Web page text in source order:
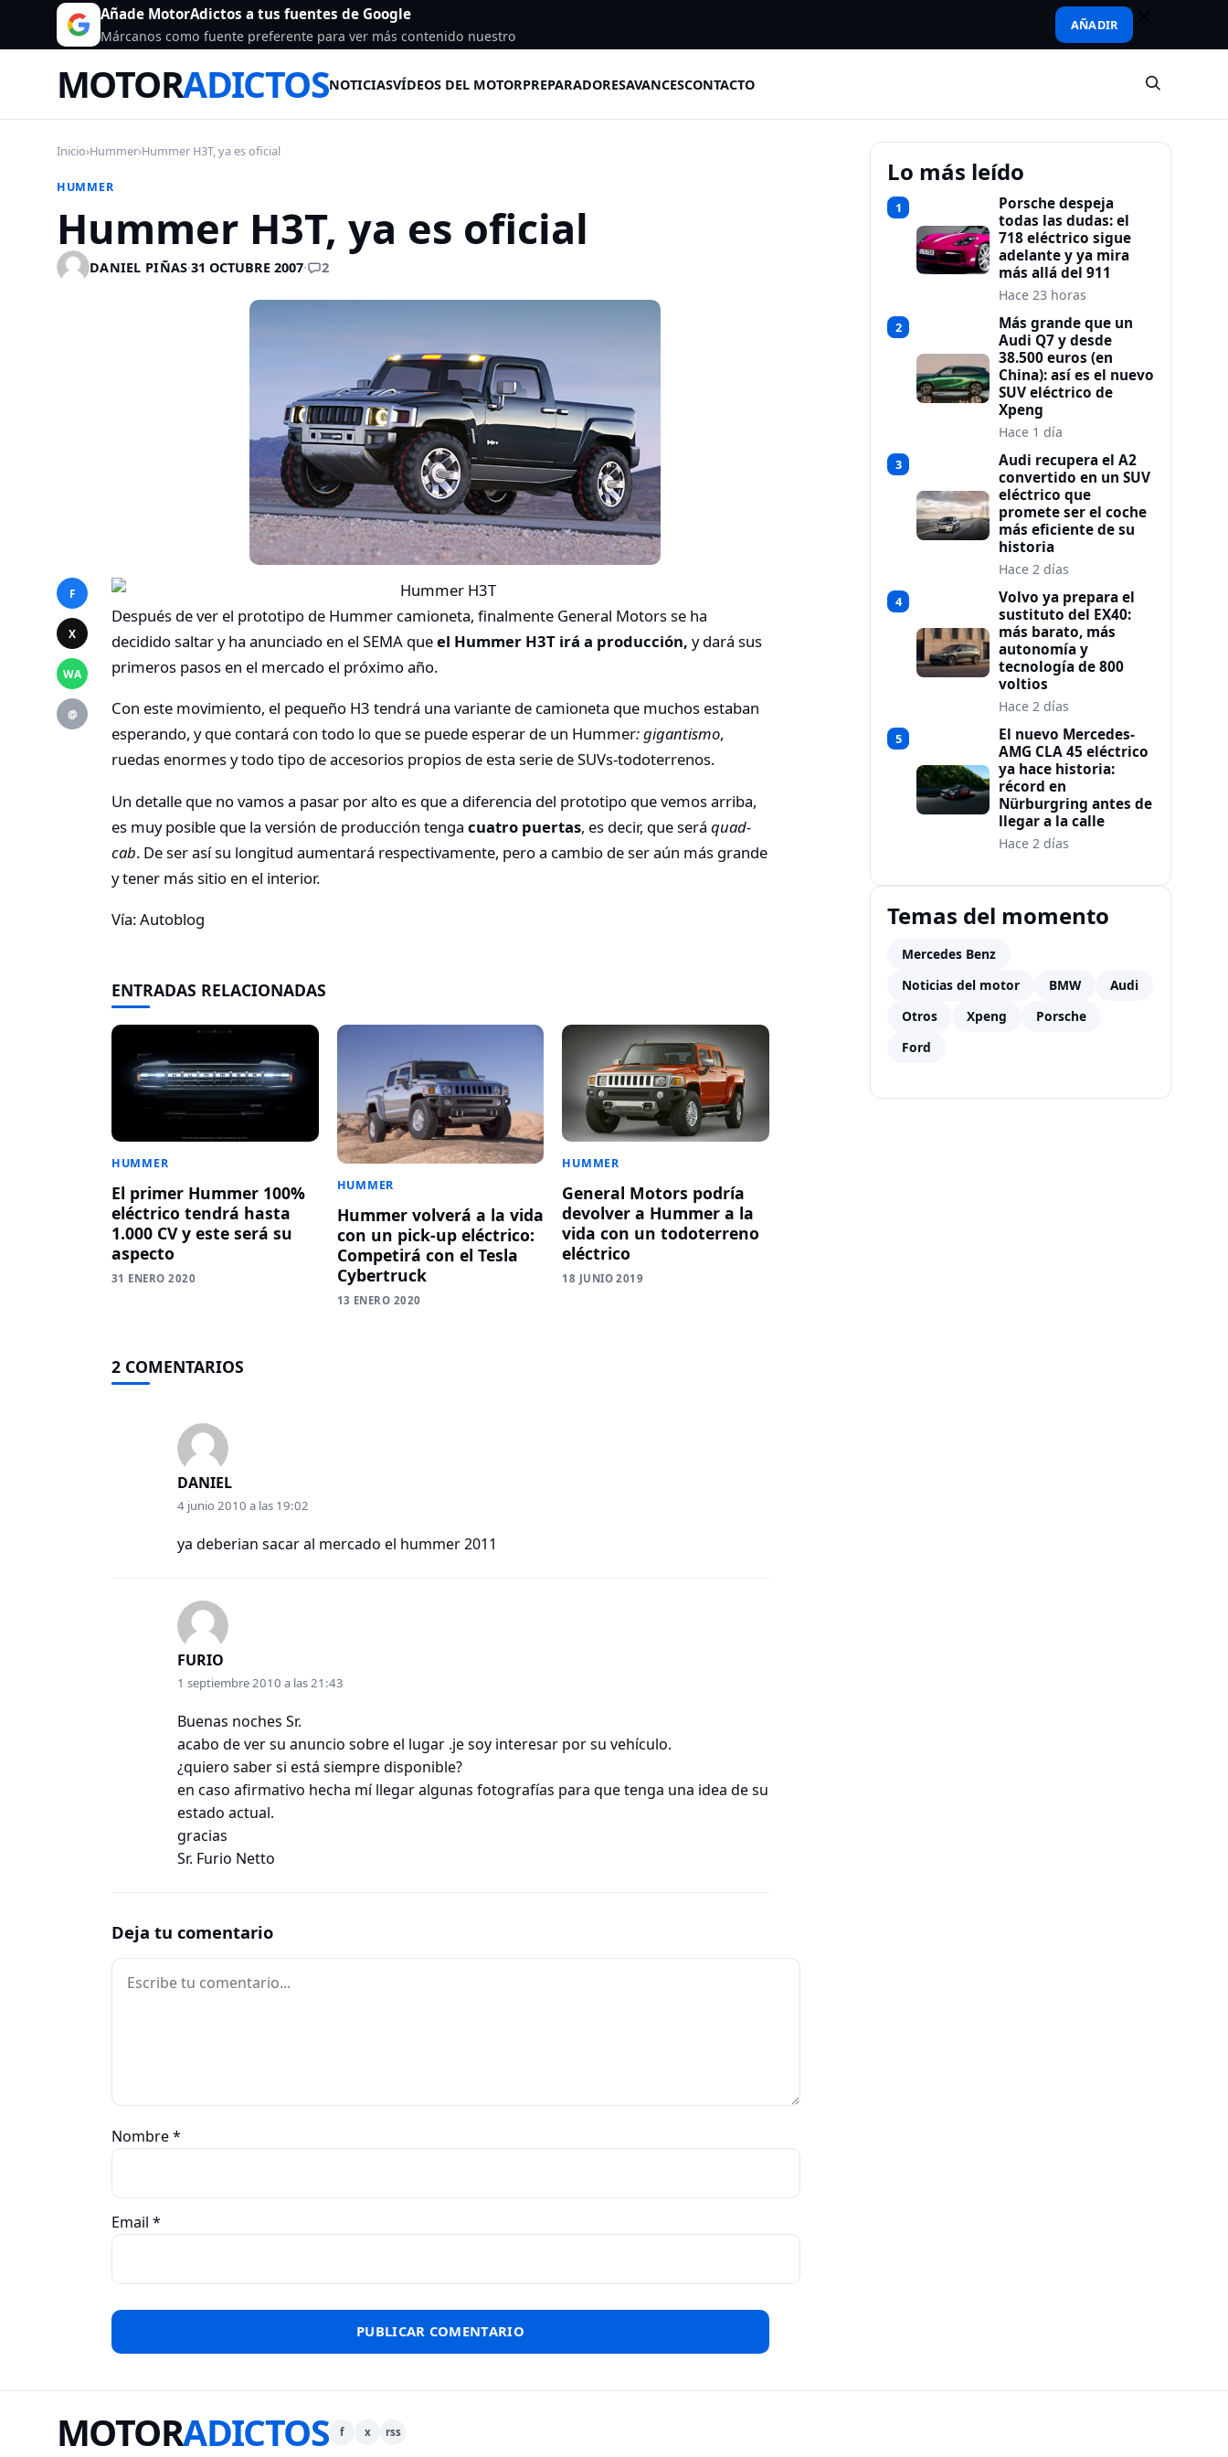
Añade MotorAdictos a tus fuentes de Google
Márcanos como fuente preferente para ver más contenido nuestro
AÑADIR
MOTORADICTOSNOTICIASVÍDEOS DEL MOTORPREPARADORESAVANCESCONTACTO
Inicio›Hummer›Hummer H3T, ya es oficial
HUMMER
Hummer H3T, ya es oficial
DANIEL PIÑAS·31 OCTUBRE 2007· 2
F
X
WA
@
Después de ver el prototipo de Hummer camioneta, finalmente General Motors se ha
decidido saltar y ha anunciado en el SEMA queel Hummer H3T irá a producción, y dará sus
primeros pasos en el mercado el próximo año.
Con este movimiento, el pequeño H3 tendrá una variante de camioneta que muchos estaban
esperando, y que contará con todo lo que se puede esperar de un Hummer: gigantismo,
ruedas enormes y todo tipo de accesorios propios de esta serie de SUVs-todoterrenos.
Un detalle que no vamos a pasar por alto es que a diferencia del prototipo que vemos arriba,
es muy posible que la versión de producción tenga cuatro puertas, es decir, que será quad-
cab. De ser así su longitud aumentará respectivamente, pero a cambio de ser aún más grande
y tener más sitio en el interior.
Vía: Autoblog
ENTRADAS RELACIONADAS
HUMMER
El primer Hummer 100%
eléctrico tendrá hasta
1.000 CV y este será su
aspecto
31 ENERO 2020
HUMMER
Hummer volverá a la vida
con un pick-up eléctrico:
Competirá con el Tesla
Cybertruck
13 ENERO 2020
HUMMER
General Motors podría
devolver a Hummer a la
vida con un todoterreno
eléctrico
18 JUNIO 2019
2 COMENTARIOS
DANIEL
4 junio 2010 a las 19:02
ya deberian sacar al mercado el hummer 2011
FURIO
1 septiembre 2010 a las 21:43
Buenas noches Sr.
acabo de ver su anuncio sobre el lugar .je soy interesar por su vehículo.
¿quiero saber si está siempre disponible?
en caso afirmativo hecha mí llegar algunas fotografías para que tenga una idea de su
estado actual.
gracias
Sr. Furio Netto
Deja tu comentario
Comentario
Nombre*
Email *
Lo más leído
1
Porsche despeja
todas las dudas: el
718 eléctrico sigue
adelante y ya mira
más allá del 911
Hace 23 horas
2
Más grande que un
Audi Q7 y desde
38.500 euros (en
China): así es el nuevo
SUV eléctrico de
Xpeng
Hace 1 día
3
Audi recupera el A2
convertido en un SUV
eléctrico que
promete ser el coche
más eficiente de su
historia
Hace 2 días
4
Volvo ya prepara el
sustituto del EX40:
más barato, más
autonomía y
tecnología de 800
voltios
Hace 2 días
5
El nuevo Mercedes-
AMG CLA 45 eléctrico
ya hace historia:
récord en
Nürburgring antes de
llegar a la calle
Hace 2 días
Temas del momento
Mercedes Benz
Noticias del motor
BMW
Audi
Otros
Xpeng
Porsche
Ford
MOTORADICTOS f x rss